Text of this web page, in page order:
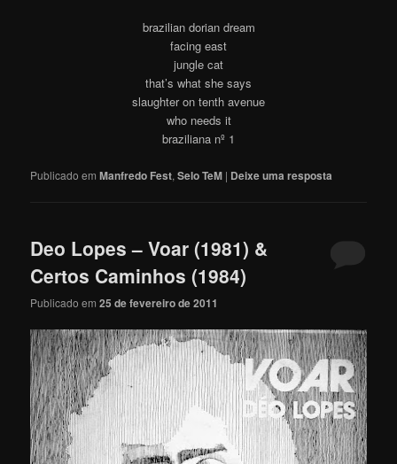
brazilian dorian dream
facing east
jungle cat
that’s what she says
slaughter on tenth avenue
who needs it
braziliana nº 1
Publicado em Manfredo Fest,Selo TeM | Deixe uma resposta
Deo Lopes – Voar (1981) &
Certos Caminhos (1984)
Publicado em25 de fevereiro de 2011